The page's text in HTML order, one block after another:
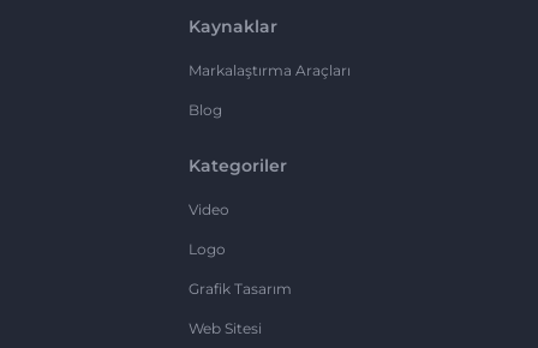
Kaynaklar
Markalaştırma Araçları
Blog
Kategoriler
Video
Logo
Grafik Tasarım
Web Sitesi